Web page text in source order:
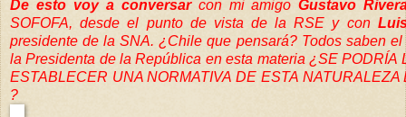
De esto voy a conversarcon mi amigoGustavo
SOFOFA, desde el punto de vista de la RSE y con
presidente de la SNA. ¿Chile que pensará? Todos saben el
la Presidenta de la República en esta materia ¿SE PODRÍA
ESTABLECER UNA NORMATIVA DE ESTA NATURALEZA
?